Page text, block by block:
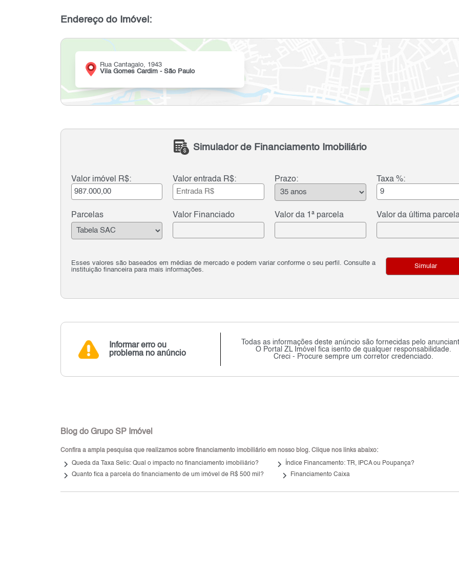
Endereço do Imóvel:
Rua Cantagalo, 1943
Vila Gomes Cardim - São Paulo
Simulador de Financiamento Imobiliário
Valor imóvel R$: Valor entrada R$: Prazo: Taxa %:
Parcelas Valor Financiado Valor da 1ª parcela Valor da última
Esses valores são baseados em médias de mercado e podem variar conforme o seu perfil. Consulte a
instituição financeira para mais informações.
Simular
Informar erro ou
problema no anúncio
Todas as informações deste anúncio são fornecidas pelo
O Portal ZL Imóvel fica isento de qualquer responsabilidade.
Creci - Procure sempre um corretor credenciado.
Blog do Grupo SP Imóvel
Confira a ampla pesquisa que realizamos sobre financiamento imobiliário em nosso blog. Clique nos links abaixo:
keyboard_arrow_right Queda da Taxa Selic: Qual o impacto no financiamento imobiliário? keyboard_arrow_right Índice Financamento: TR, IPCA ou Poupança?
keyboard_arrow_right Quanto fica a parcela do financiamento de um imóvel de R$ 500 mil? keyboard_arrow_right Financiamento Caixa